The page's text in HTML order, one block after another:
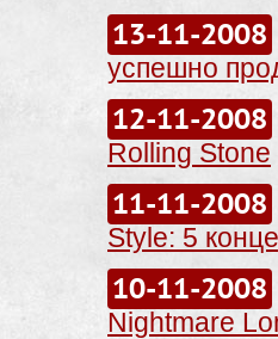
13-11-2008
успешно
12-11-2008
Rolling Stone
11-11-2008
Style: 5
10-11-2008
Nightmare